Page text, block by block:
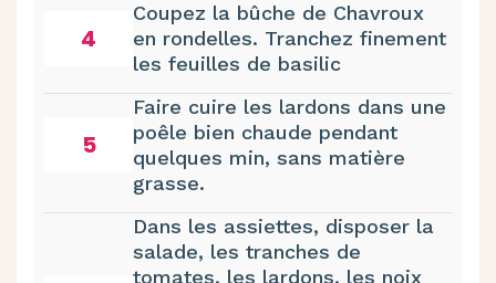
4
Coupez la bûche de Chavroux
en rondelles. Tranchez finement
les feuilles de basilic
5
Faire cuire les lardons dans une
poêle bien chaude pendant
quelques min, sans matière
grasse.
Dans les assiettes, disposer la
salade, les tranches de
tomates, les lardons, les noix